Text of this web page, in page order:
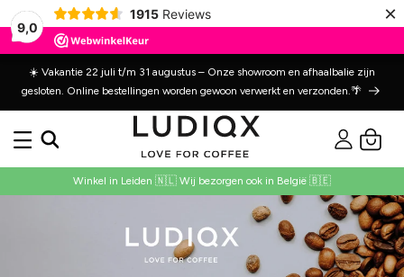
9,0
1915 Reviews ×
naar de
content
☀️ Vakantie 22 juli t/m 31 augustus – Onze showroom en afhaalbalie zijn
gesloten. Online bestellingen worden gewoon verwerkt en verzonden.🌴
Inloggen
Winkel in Leiden 🇳🇱 Wij bezorgen ook in België 🇧🇪